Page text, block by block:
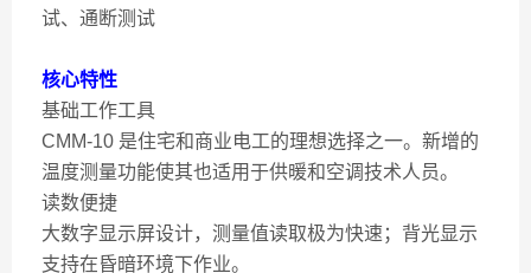
试、通断测试
核心特性
基础工作工具
CMM-10 是住宅和商业电工的理想选择之一。新增的
温度测量功能使其也适用于供暖和空调技术人员。
读数便捷
大数字显示屏设计，测量值读取极为快速；背光显示
支持在昏暗环境下作业。